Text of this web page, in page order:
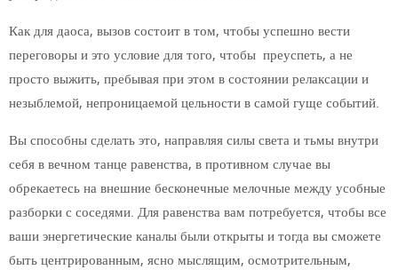
Как для даоса, вызов состоит в том, чтобы успешно вести
переговоры и это условие для того, чтобы преуспеть, а не
просто выжить, пребывая при этом в состоянии релаксации и
незыблемой, непроницаемой цельности в самой гуще событий.
Вы способны сделать это, направляя силы света и тьмы внутри
себя в вечном танце равенства, в противном случае вы
обрекаетесь на внешние бесконечные мелочные между усобные
разборки с соседями. Для равенства вам потребуется, чтобы все
ваши энергетические каналы были открыты и тогда вы сможете
быть центрированным, ясно мыслящим, осмотрительным,